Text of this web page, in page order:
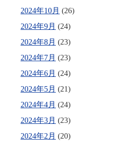
2024年10月 (26)
2024年9月 (24)
2024年8月 (23)
2024年7月 (23)
2024年6月 (24)
2024年5月 (21)
2024年4月 (24)
2024年3月 (23)
2024年2月 (20)